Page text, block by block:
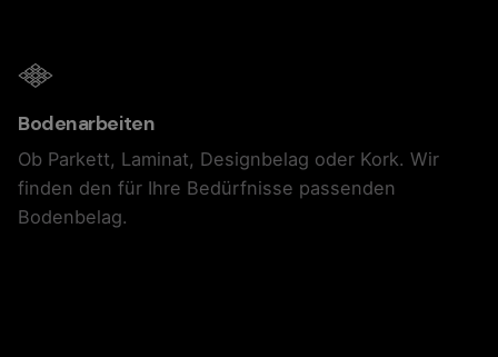
Bodenarbeiten
Ob Parkett, Laminat, Designbelag oder Kork. Wir
finden den für Ihre Bedürfnisse passenden
Bodenbelag.